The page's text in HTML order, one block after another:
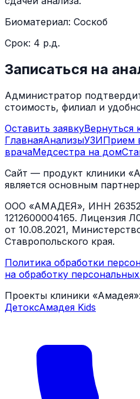
Биоматериал: Соскоб
Срок: 4 р.д.
Записаться на
Администратор
стоимость, филиал и
Оставить заявкуВернуться
ГлавнаяАнализыУЗИПрием
врачаМедсестра на дом
Сайт — продукт клиники
является основным
ООО «АМАДЕЯ», ИНН
1212600004165. Лицензия
от 10.08.2021,
Ставропольского края.
Политика обработки
на обработку
Проекты клиники «Амадея»:
ДетоксАмадея Kids